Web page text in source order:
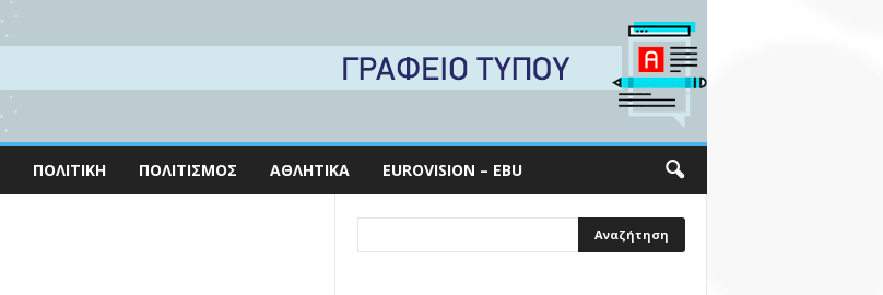
ΠΟΛΙΤΙΚΉ ΠΟΛΙΤΙΣΜΌΣ ΑΘΛΗΤΙΚΆ EUROVISION – EBU